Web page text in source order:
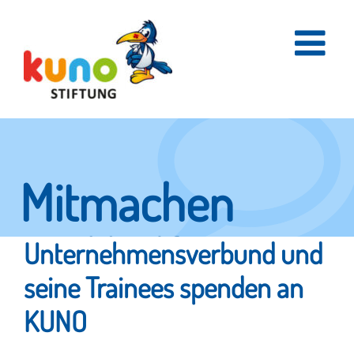
content
Mitmachen
und helfen.
Hier erfahren Sie, wie fleißige Helfer
Unternehmensverbund und
seine Trainees spenden an
KUNO